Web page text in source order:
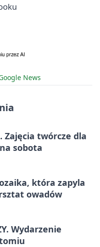
News
Zajęcia twórcze dla
sobota
która zapyla
owadów
Wydarzenie